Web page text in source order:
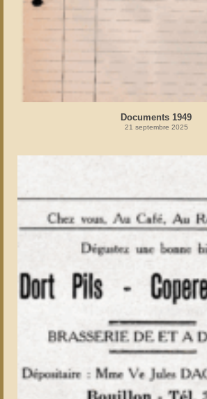
Documents 1949
21 septembre 2025